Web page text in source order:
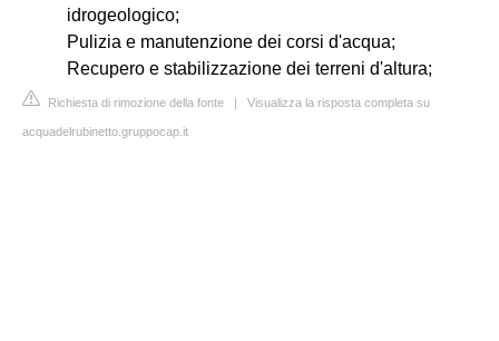
idrogeologico;
Pulizia e manutenzione dei corsi d'acqua;
Recupero e stabilizzazione dei terreni d'altura;
Richiesta di rimozione della fonte | Visualizza la risposta completa su
acquadelrubinetto.gruppocap.it